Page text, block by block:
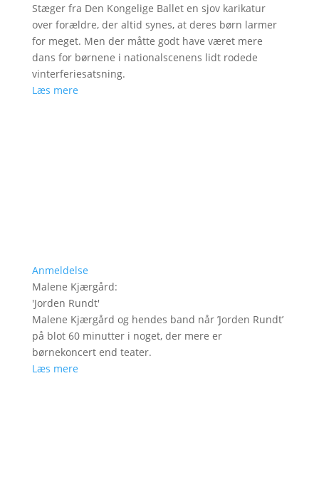
Stæger fra Den Kongelige Ballet en sjov karikatur
over forældre, der altid synes, at deres børn larmer
for meget. Men der måtte godt have været mere
dans for børnene i nationalscenens lidt rodede
vinterferiesatsning.
Læs mere
Anmeldelse
Malene Kjærgård:
'Jorden Rundt'
Malene Kjærgård og hendes band når ’Jorden Rundt’
på blot 60 minutter i noget, der mere er
børnekoncert end teater.
Læs mere